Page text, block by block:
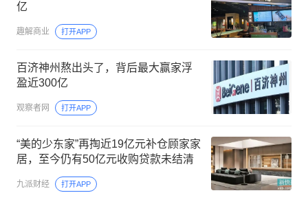
亿
趣解商业 打开APP
百济神州熬出头了，背后最大赢家浮
盈近300亿
观察者网 打开APP
“美的少东家”再掏近19亿元补仓顾家家
居，至今仍有50亿元收购贷款未结清
九派财经 打开APP